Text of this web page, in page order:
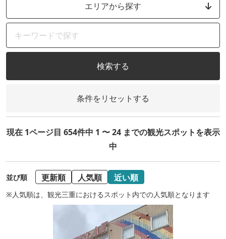
エリアから探す
検索する
条件をリセットする
現在 1ページ目 654件中 1 〜 24 までの観光スポットを表示
中
並び順 更新順 人気順 近い順
※人気順は、観光三重におけるスポット内での人気順となります